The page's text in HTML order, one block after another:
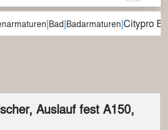
|Bad|Badarmaturen|Citypro
Auslauf fest A150,